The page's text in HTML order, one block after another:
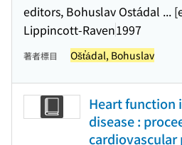
editors, Bohuslav Ostádal ...
Lippincott-Raven1997
著者標目 Ošt̕ádal, Bohuslav
Heart function
disease :
cardiovascular